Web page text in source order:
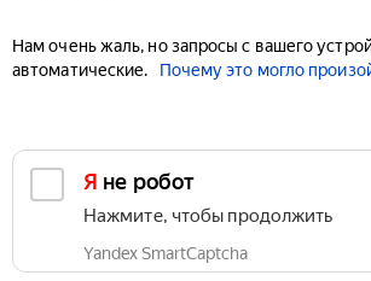
Нам очень жаль, но запросы с вашего
автоматические.
Почему это могло
Я не робот
Нажмите, чтобы продолжить
Yandex SmartCaptcha